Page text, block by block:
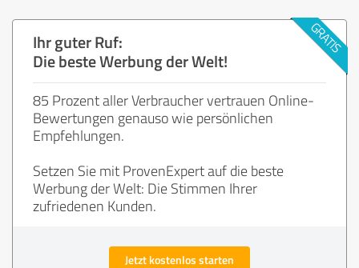
Ihr guter Ruf:
Die beste Werbung der Welt!
85 Prozent aller Verbraucher vertrauen Online-
Bewertungen genauso wie persönlichen
Empfehlungen.
Setzen Sie mit ProvenExpert auf die beste
Werbung der Welt: Die Stimmen Ihrer
zufriedenen Kunden.
Jetzt kostenlos starten